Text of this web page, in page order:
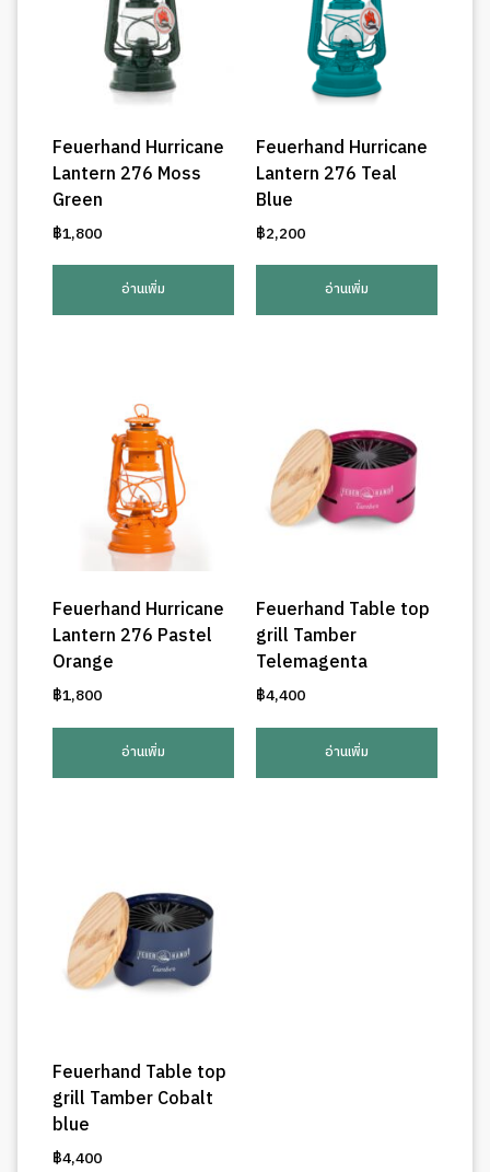
Feuerhand Hurricane
Lantern 276 Moss
Green
฿1,800
อ่านเพิ่ม
Feuerhand Hurricane
Lantern 276 Teal
Blue
฿2,200
อ่านเพิ่ม
Feuerhand Hurricane
Lantern 276 Pastel
Orange
฿1,800
อ่านเพิ่ม
Feuerhand Table top
grill Tamber
Telemagenta
฿4,400
อ่านเพิ่ม
Feuerhand Table top
grill Tamber Cobalt
blue
฿4,400